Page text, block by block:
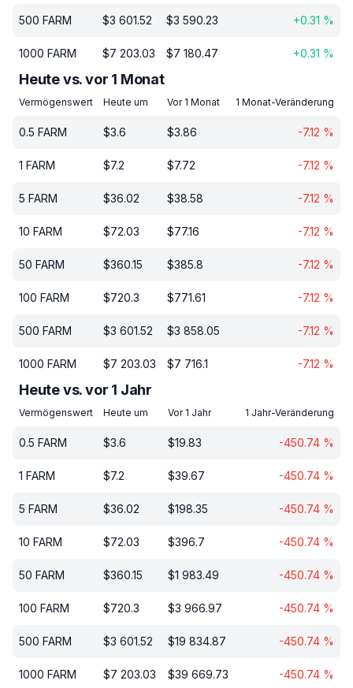
500 FARM $3 601.52 $3 590.23 +0.31 %
1000 FARM $7 203.03 $7 180.47 +0.31 %
Heute vs. vor 1 Monat
Vermögenswert Heute um Vor 1 Monat 1 Monat-Veränderung
0.5 FARM $3.6 $3.86 -7.12 %
1 FARM $7.2 $7.72 -7.12 %
5 FARM $36.02 $38.58 -7.12 %
10 FARM $72.03 $77.16 -7.12 %
50 FARM $360.15 $385.8 -7.12 %
100 FARM $720.3 $771.61 -7.12 %
500 FARM $3 601.52 $3 858.05 -7.12 %
1000 FARM $7 203.03 $7 716.1 -7.12 %
Heute vs. vor 1 Jahr
Vermögenswert Heute um Vor 1 Jahr 1 Jahr-Veränderung
0.5 FARM $3.6 $19.83 -450.74 %
1 FARM $7.2 $39.67 -450.74 %
5 FARM $36.02 $198.35 -450.74 %
10 FARM $72.03 $396.7 -450.74 %
50 FARM $360.15 $1 983.49 -450.74 %
100 FARM $720.3 $3 966.97 -450.74 %
500 FARM $3 601.52 $19 834.87 -450.74 %
1000 FARM $7 203.03 $39 669.73 -450.74 %